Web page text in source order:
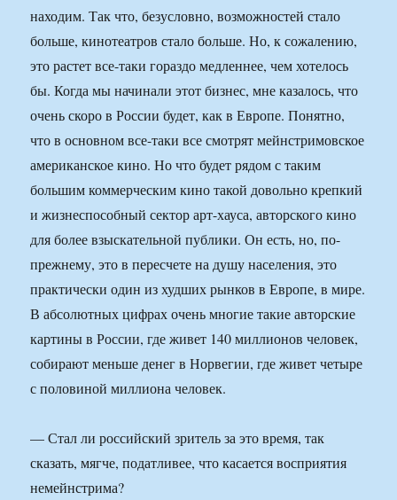
находим. Так что, безусловно, возможностей стало
больше, кинотеатров стало больше. Но, к сожалению,
это растет все-таки гораздо медленнее, чем хотелось
бы. Когда мы начинали этот бизнес, мне казалось, что
очень скоро в России будет, как в Европе. Понятно,
что в основном все-таки все смотрят мейнстримовское
американское кино. Но что будет рядом с таким
большим коммерческим кино такой довольно крепкий
и жизнеспособный сектор арт-хауса, авторского кино
для более взыскательной публики. Он есть, но, по-
прежнему, это в пересчете на душу населения, это
практически один из худших рынков в Европе, в мире.
В абсолютных цифрах очень многие такие авторские
картины в России, где живет 140 миллионов человек,
собирают меньше денег в Норвегии, где живет четыре
с половиной миллиона человек.
— Стал ли российский зритель за это время, так
сказать, мягче, податливее, что касается восприятия
немейнстрима?